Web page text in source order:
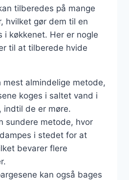
tilberedes på mange
hvilket gør dem til en
i køkkenet. Her er nogle
til at tilberede hvide
mest almindelige metode,
koges i saltet vand i
indtil de er møre.
sundere metode, hvor
i stedet for at
bevarer flere
kan også bages